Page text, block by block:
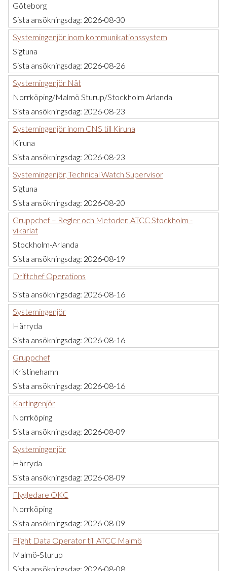
Göteborg
Sista ansökningsdag: 2026-08-30
Systemingenjör inom kommunikationssystem
Sigtuna
Sista ansökningsdag: 2026-08-26
Systemingenjör Nät
Norrköping/Malmö Sturup/Stockholm Arlanda
Sista ansökningsdag: 2026-08-23
Systemingenjör inom CNS till Kiruna
Kiruna
Sista ansökningsdag: 2026-08-23
Systemingenjör, Technical Watch Supervisor
Sigtuna
Sista ansökningsdag: 2026-08-20
Gruppchef – Regler och Metoder, ATCC Stockholm -
vikariat
Stockholm-Arlanda
Sista ansökningsdag: 2026-08-19
Driftchef Operations
Sista ansökningsdag: 2026-08-16
Systemingenjör
Härryda
Sista ansökningsdag: 2026-08-16
Gruppchef
Kristinehamn
Sista ansökningsdag: 2026-08-16
Kartingenjör
Norrköping
Sista ansökningsdag: 2026-08-09
Systemingenjör
Härryda
Sista ansökningsdag: 2026-08-09
Flygledare ÖKC
Norrköping
Sista ansökningsdag: 2026-08-09
Flight Data Operator till ATCC Malmö
Malmö-Sturup
Sista ansökningsdag: 2026-08-08